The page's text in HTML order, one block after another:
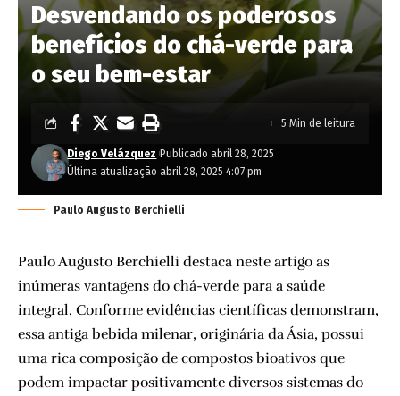
Desvendando os poderosos
benefícios do chá-verde para
o seu bem-estar
Última atualização abril 28, 2025 4:07 pm
Diego Velázquez Publicado abril 28, 2025
5 Min de leitura
Paulo Augusto Berchielli
Paulo Augusto Berchielli destaca neste artigo as
inúmeras vantagens do chá-verde para a saúde
integral. Conforme evidências científicas demonstram,
essa antiga bebida milenar, originária da Ásia, possui
uma rica composição de compostos bioativos que
podem impactar positivamente diversos sistemas do